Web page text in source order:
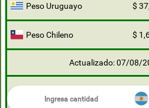
Peso Uruguayo $
Peso Chileno $
Actualizado: 07/08/